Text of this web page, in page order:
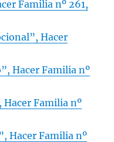
Familia nº 261,
Hacer
Hacer Familia nº
Familia nº
Hacer Familia nº